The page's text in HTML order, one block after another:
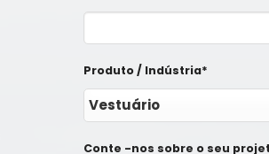
Produto / Indústria*
Conte -nos sobre o seu